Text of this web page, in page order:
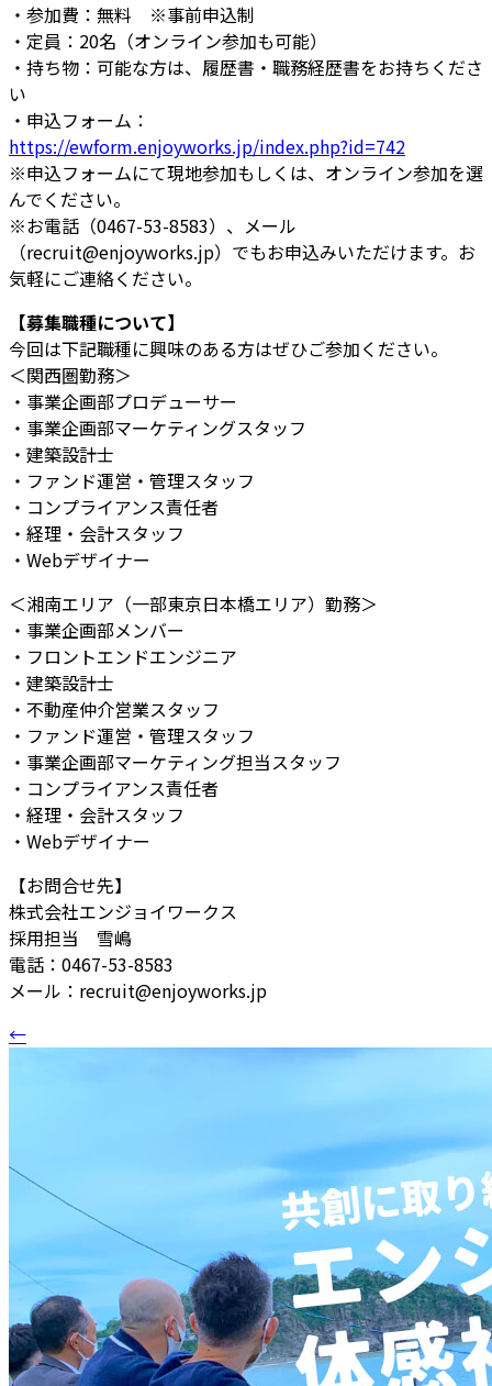
・参加費：無料 ※事前申込制
・定員：20名（オンライン参加も可能）
・持ち物：可能な方は、履歴書・職務経歴書をお持ちくださ
い
・申込フォーム：
https://ewform.enjoyworks.jp/index.php?id=742
※申込フォームにて現地参加もしくは、オンライン参加を選
んでください。
※お電話（0467-53-8583）、メール
（recruit@enjoyworks.jp）でもお申込みいただけます。お
気軽にご連絡ください。
【募集職種について】
今回は下記職種に興味のある方はぜひご参加ください。
＜関西圏勤務＞
・事業企画部プロデューサー
・事業企画部マーケティングスタッフ
・建築設計士
・ファンド運営・管理スタッフ
・コンプライアンス責任者
・経理・会計スタッフ
・Webデザイナー
＜湘南エリア（一部東京日本橋エリア）勤務＞
・事業企画部メンバー
・フロントエンドエンジニア
・建築設計士
・不動産仲介営業スタッフ
・ファンド運営・管理スタッフ
・事業企画部マーケティング担当スタッフ
・コンプライアンス責任者
・経理・会計スタッフ
・Webデザイナー
【お問合せ先】
株式会社エンジョイワークス
採用担当 雪嶋
電話：0467-53-8583
メール：recruit@enjoyworks.jp
←